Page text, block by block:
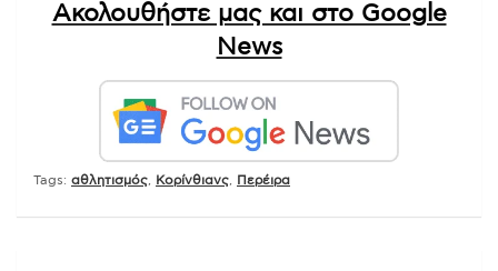
Ακολουθήστε μας και στο Google
News
Tags: αθλητισμός Κορίνθιανς Περέιρα